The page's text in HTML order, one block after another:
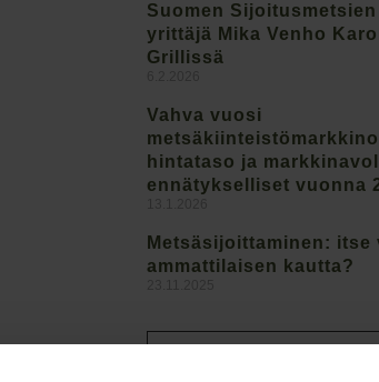
Suomen Sijoitusmetsien
yrittäjä Mika Venho
Grillissä
Vahva vuosi
hintataso ja
ennätykselliset vuonna
Metsäsijoittaminen: itse
ammattilaisen kautta?